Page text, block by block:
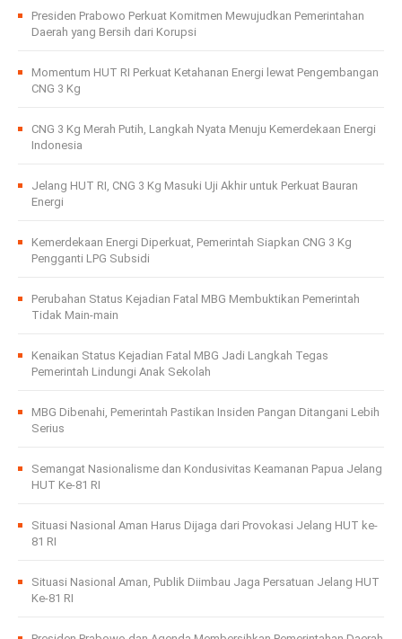
Presiden Prabowo Perkuat Komitmen Mewujudkan Pemerintahan
Daerah yang Bersih dari Korupsi
Momentum HUT RI Perkuat Ketahanan Energi lewat Pengembangan
CNG 3 Kg
CNG 3 Kg Merah Putih, Langkah Nyata Menuju Kemerdekaan Energi
Indonesia
Jelang HUT RI, CNG 3 Kg Masuki Uji Akhir untuk Perkuat Bauran
Energi
Kemerdekaan Energi Diperkuat, Pemerintah Siapkan CNG 3 Kg
Pengganti LPG Subsidi
Perubahan Status Kejadian Fatal MBG Membuktikan Pemerintah
Tidak Main-main
Kenaikan Status Kejadian Fatal MBG Jadi Langkah Tegas
Pemerintah Lindungi Anak Sekolah
MBG Dibenahi, Pemerintah Pastikan Insiden Pangan Ditangani Lebih
Serius
Semangat Nasionalisme dan Kondusivitas Keamanan Papua Jelang
HUT Ke-81 RI
Situasi Nasional Aman Harus Dijaga dari Provokasi Jelang HUT ke-
81 RI
Situasi Nasional Aman, Publik Diimbau Jaga Persatuan Jelang HUT
Ke-81 RI